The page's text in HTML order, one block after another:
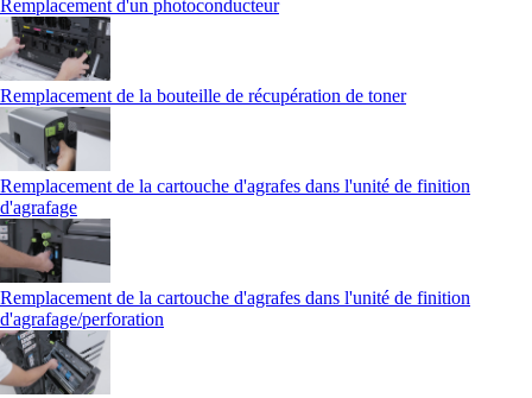
Remplacement d'un photoconducteur
Remplacement de la bouteille de récupération de toner
Remplacement de la cartouche d'agrafes dans l'unité de finition
d'agrafage
Remplacement de la cartouche d'agrafes dans l'unité de finition
d'agrafage/perforation